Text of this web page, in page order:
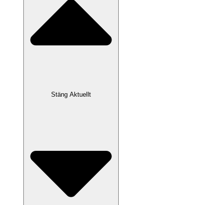
Stäng Aktuellt